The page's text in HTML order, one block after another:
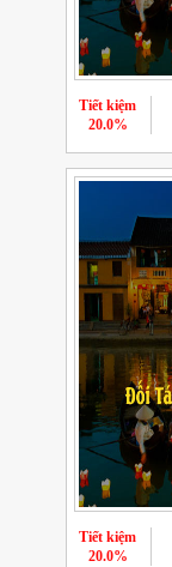
Tiết kiệm
20.0%
Tiết kiệm
20.0%